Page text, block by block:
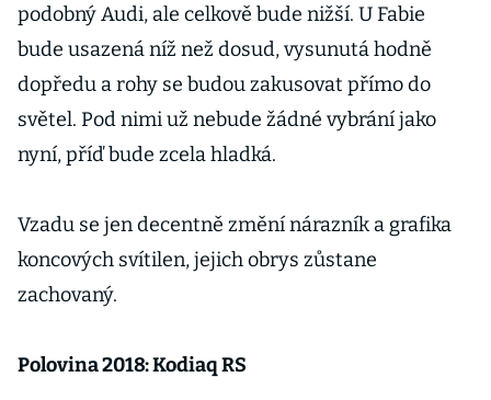
Připomeňte
si ji snímky
Viléma
Heckela
podobný Audi, ale celkově bude nižší. U Fabie
bude usazená níž než dosud, vysunutá hodně
dopředu a rohy se budou zakusovat přímo do
světel. Pod nimi už nebude žádné vybrání jako
nyní, příď bude zcela hladká.
Vzadu se jen decentně změní nárazník a grafika
koncových svítilen, jejich obrys zůstane
zachovaný.
Polovina 2018: Kodiaq RS